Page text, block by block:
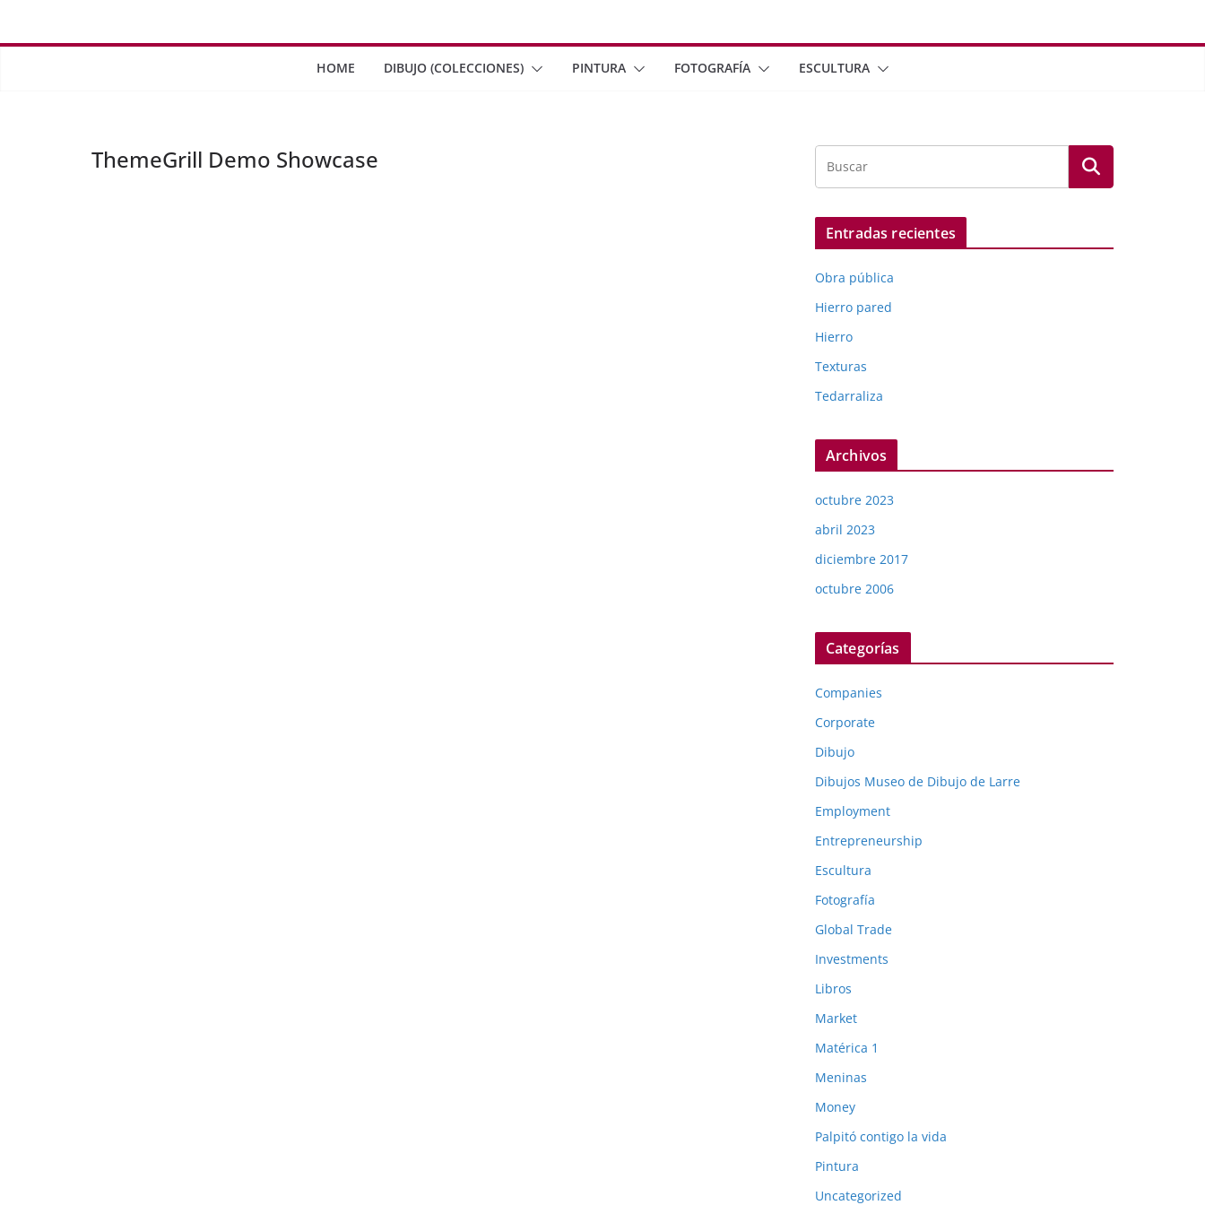
HOME DIBUJO (COLECCIONES) PINTURA FOTOGRAFÍA ESCULTURA
ThemeGrill Demo Showcase
Entradas recientes
Obra pública
Hierro pared
Hierro
Texturas
Tedarraliza
Archivos
octubre 2023
abril 2023
diciembre 2017
octubre 2006
Categorías
Companies
Corporate
Dibujo
Dibujos Museo de Dibujo de Larre
Employment
Entrepreneurship
Escultura
Fotografía
Global Trade
Investments
Libros
Market
Matérica 1
Meninas
Money
Palpitó contigo la vida
Pintura
Uncategorized